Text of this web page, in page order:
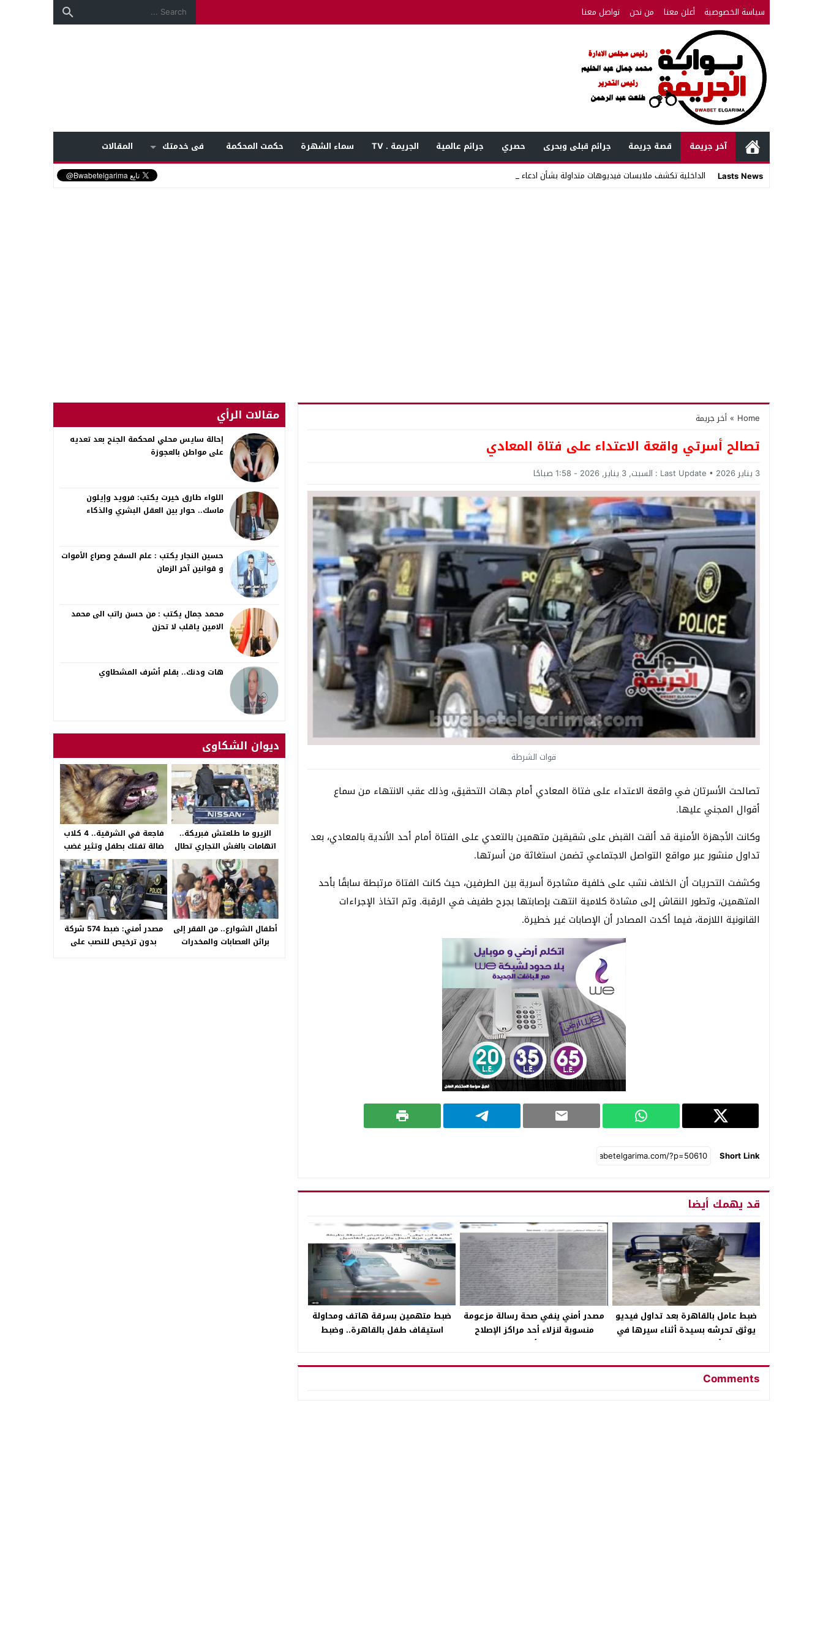
سياسة الخصوصية أعلن معنا من نحن تواصل معنا
آخر جريمة قصة جريمة جرائم قبلى وبحرى حصري جرائم عالمية الجريمة . TV سماء الشهرة حكمت المحكمة فى خدمتك
المقالات
Lasts News
الداخلية تكشف ملابسات فيديوهات متداولة بشأن ادعاء فتاة تعرضه_
Home
» أخر جريمة
تصالح أسرتي واقعة الاعتداء على فتاة المعادي
3 يناير 2026 Last Update : السبت, 3 يناير, 2026 - 1:58 صباحًا
قوات الشرطة
تصالحت الأسرتان في واقعة الاعتداء على فتاة المعادي أمام جهات التحقيق، وذلك عقب الانتهاء من سماع
أقوال المجني عليها.
وكانت الأجهزة الأمنية قد ألقت القبض على شقيقين متهمين بالتعدي على الفتاة أمام أحد الأندية بالمعادي، بعد
تداول منشور عبر مواقع التواصل الاجتماعي تضمن استغاثة من أسرتها.
وكشفت التحريات أن الخلاف نشب على خلفية مشاجرة أسرية بين الطرفين، حيث كانت الفتاة مرتبطة سابقًا بأحد
المتهمين، وتطور النقاش إلى مشادة كلامية انتهت بإصابتها بجرح طفيف في الرقبة. وتم اتخاذ الإجراءات
القانونية اللازمة، فيما أكدت المصادر أن الإصابات غير خطيرة.
Short Link
قد يهمك أيضا
ضبط عامل بالقاهرة بعد تداول فيديو
يوثق تحرشه بسيدة أثناء سيرها في
أحد الشوارع بالمرج
مصدر أمني ينفي صحة رسالة مزعومة
منسوبة لنزلاء أحد مراكز الإصلاح
والتأهيل
ضبط متهمين بسرقة هاتف ومحاولة
استيقاف طفل بالقاهرة.. وضبط
Comments
مقالات الرأي
إحالة سايس محلي لمحكمة الجنح بعد تعديه
على مواطن بالعجوزة
اللواء طارق خيرت يكتب: فرويد وإيلون
ماسك.. حوار بين العقل البشري والذكاء
حسين النجار يكتب : علم السفح وصراع الأموات
و قوانين آخر الزمان
محمد جمال يكتب : من حسن راتب الى محمد
الامين ياقلب لا تحزن
هات ودنك.. بقلم أشرف المشطاوي
ديوان الشكاوى
الزيرو ما طلعتش فبريكة..
اتهامات بالغش التجاري تطال
«HA Auto التجمع».. شكوى
شراء سيارة بـ3 ملايين جنيه
تفجّر الأزمة
فاجعة في الشرقية.. 4 كلاب
ضالة تفتك بطفل وتثير غضب
الأهالي بالصالحية الجديدة
أطفال الشوارع.. من الفقر إلى
براثن العصابات والمخدرات
مصدر أمني: ضبط 574 شركة
بدون ترخيص للنصب على